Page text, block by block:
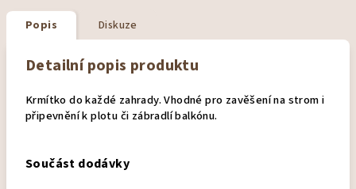
Popis Diskuze
Detailní popis produktu
Krmítko do každé zahrady. Vhodné pro zavěšení na strom i
připevnění k plotu či zábradlí balkónu.
Součást dodávky